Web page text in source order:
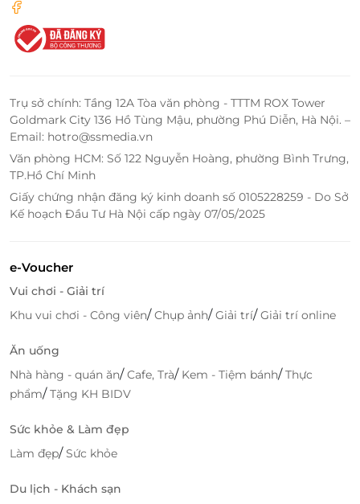
tin và cảm giác thoải mái trong những khoảnh khắc
hằng ngày.
LifeLink
Trụ sở chính: Tầng 12A Tòa văn phòng - TTTM ROX Tower
Goldmark City 136 Hồ Tùng Mậu, phường Phú Diễn, Hà Nội. –
Email: hotro@ssmedia.vn
Văn phòng HCM: Số 122 Nguyễn Hoàng, phường Bình Trưng,
TP.Hồ Chí Minh
Giấy chứng nhận đăng ký kinh doanh số 0105228259 - Do Sở
Kế hoạch Đầu Tư Hà Nội cấp ngày 07/05/2025
e-Voucher
Vui chơi - Giải trí
Khu vui chơi - Công viên/Chụp ảnh/Giải trí/Giải trí online
Ăn uống
Nhà hàng - quán ăn/Cafe, Trà/ Kem - Tiệm bánh/Thực
phẩm/Tặng KH BIDV
Sức khỏe & Làm đẹp
Làm đẹp/Sức khỏe
Du lịch - Khách sạn